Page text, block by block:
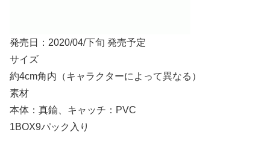
発売日：2020/04/下旬 発売予定
サイズ
約4cm角内（キャラクターによって異なる）
素材
本体：真鍮、キャッチ：PVC
1BOX9パック入り